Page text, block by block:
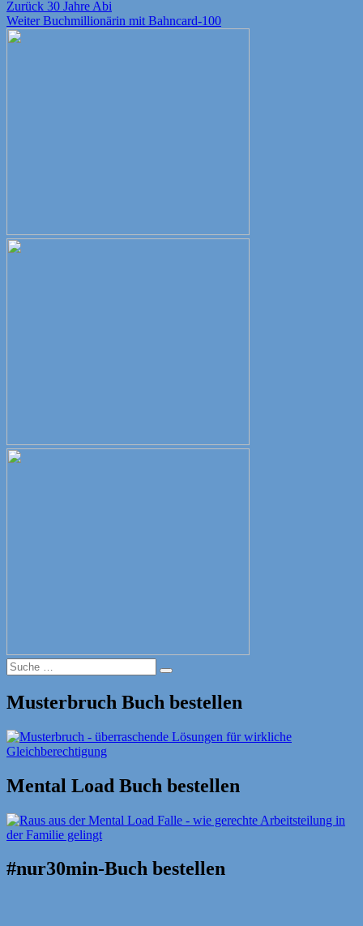
Beitragsnavigation
Zurück Vorheriger
Beitrag:
30 Jahre Abi
Weiter Nächster
Buchmillionärin mit Bahncard-100
Suche
nach:
Suche
Musterbruch Buch bestellen
Mental Load Buch bestellen
#nur30min-Buch bestellen